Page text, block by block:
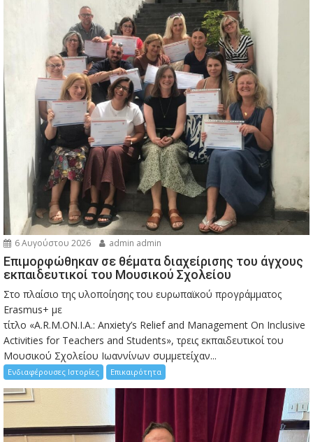
6 Αυγούστου 2026 admin admin
Eπιμορφώθηκαν σε θέματα διαχείρισης του άγχους
εκπαιδευτικοί του Μουσικού Σχολείου
Στο πλαίσιο της υλοποίησης του ευρωπαϊκού προγράμματος
Erasmus+ με
τίτλο «A.R.M.ON.I.A.: Anxiety’s Relief and Management On Inclusive
Activities for Teachers and Students», τρεις εκπαιδευτικοί του
Μουσικού Σχολείου Ιωαννίνων συμμετείχαν...
Ενδιαφέρουσες Ιστορίες Επικαιρότητα